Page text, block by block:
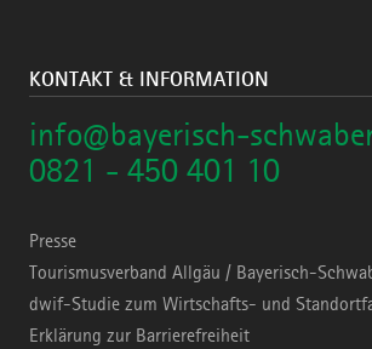
KONTAKT & INFORMATION
info@bayerisch-
0821 - 450 401 10
Presse
Tourismusverband Allgäu / Bayerisch-
dwif-Studie zum Wirtschafts- und
Erklärung zur Barrierefreiheit